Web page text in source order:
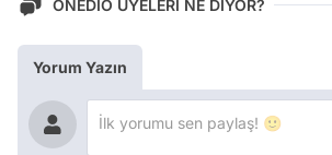
ONEDİO ÜYELERİ NE DİYOR?
Yorum Yazın